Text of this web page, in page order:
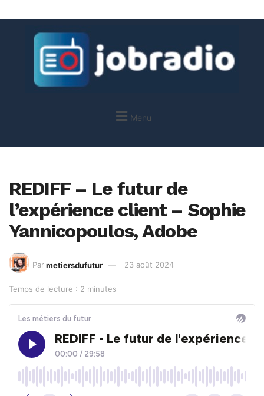
Menu
REDIFF – Le futur de
l’expérience client – Sophie
Yannicopoulos, Adobe
Par metiersdufutur 23 août 2024
Temps de lecture : 2 minutes